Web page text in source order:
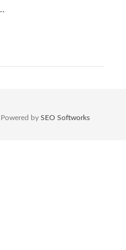
by SEO Softworks